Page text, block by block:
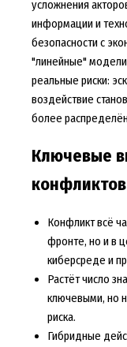
усложнения
информации и
безопасности с
"линейные"
реальные риски:
воздействие
более
Ключевые
Конфликт всё
фронте, но и в
киберсреде и
Растёт число
ключевыми, но
риска.
Гибридные